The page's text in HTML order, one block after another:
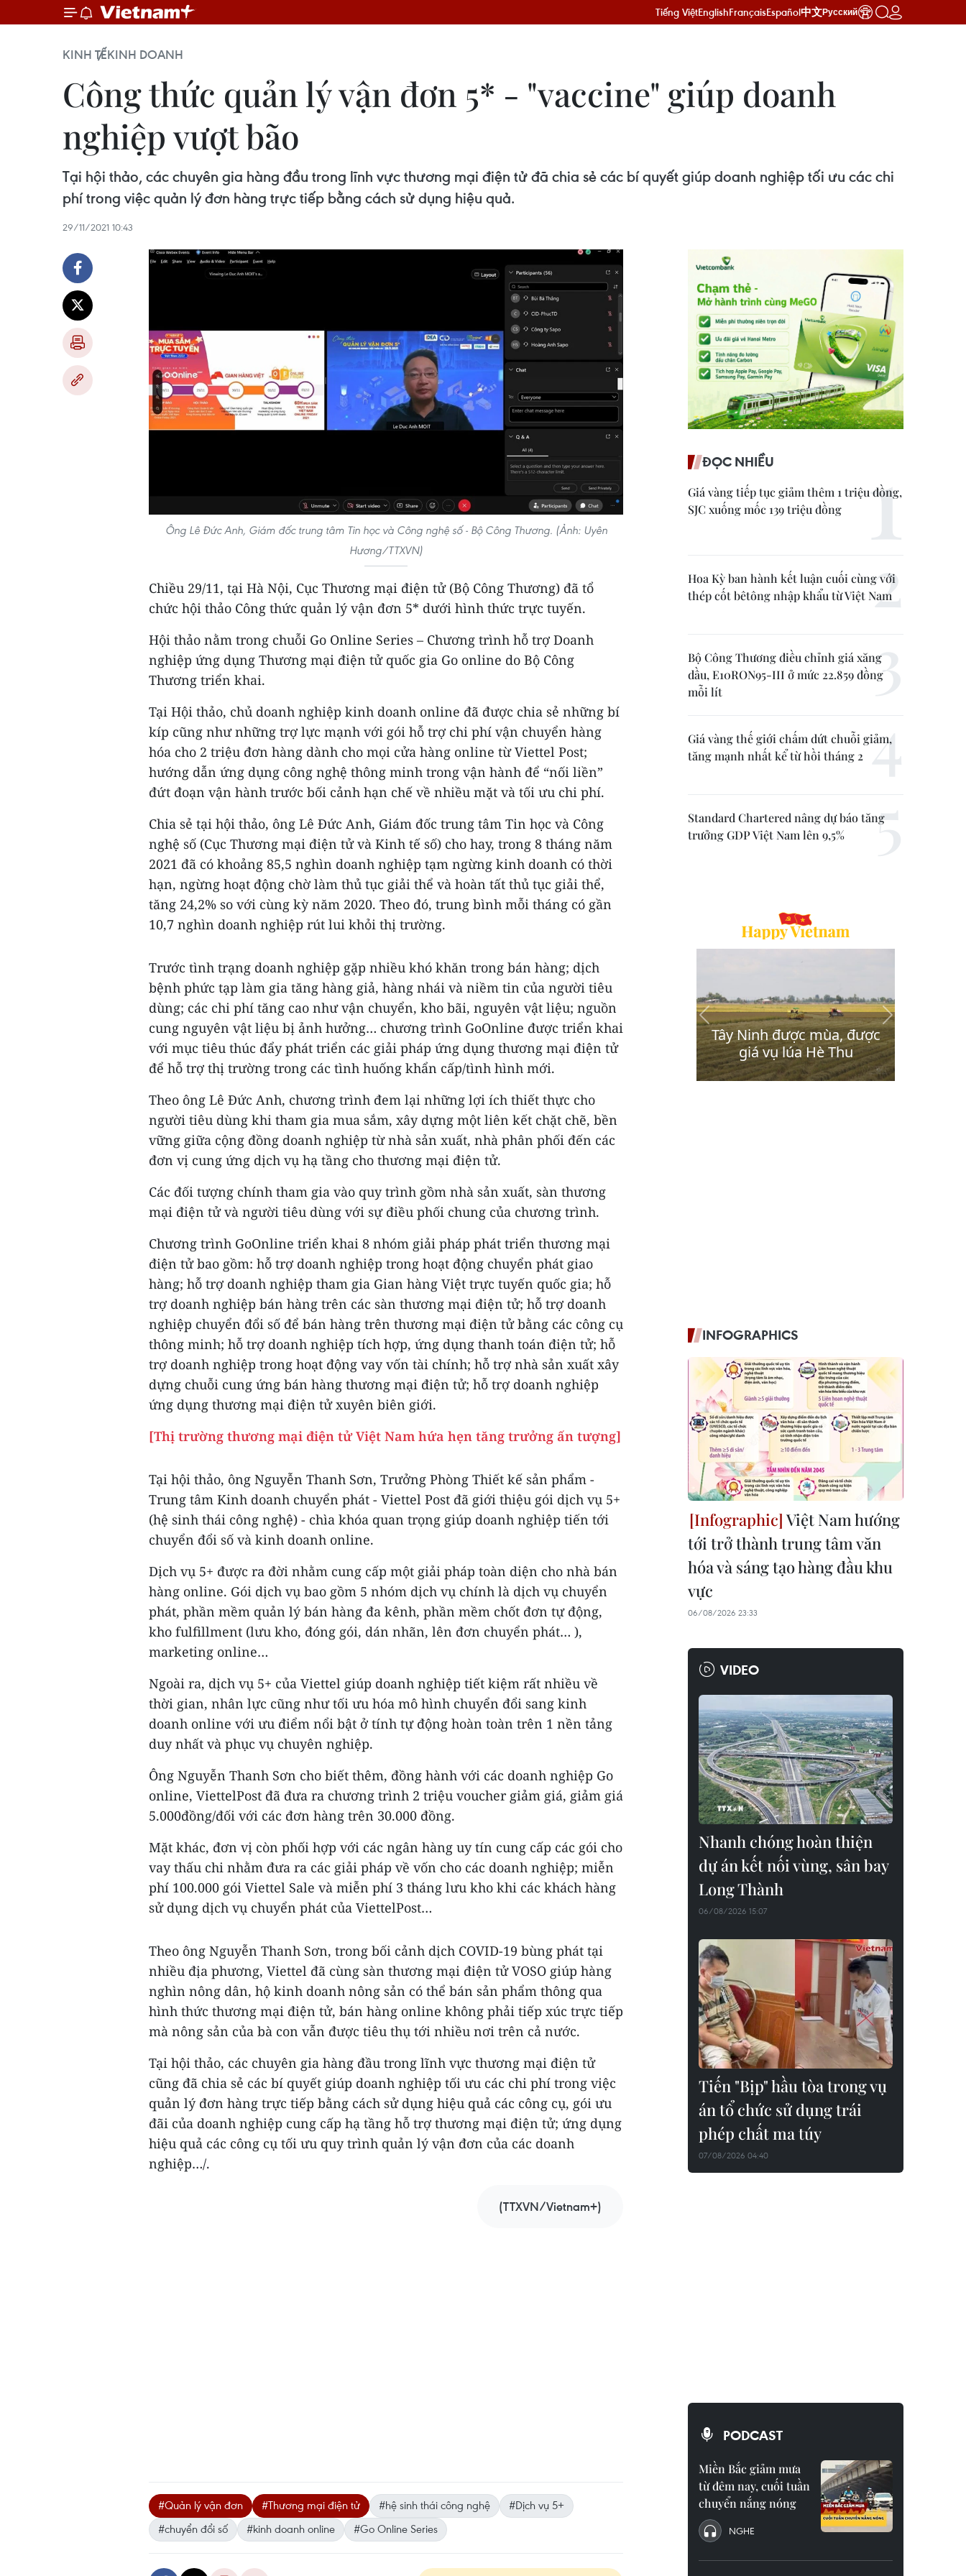
Tiếng ViệtEnglishFrançaisEspañol中文Русский
KINH TẾKINH DOANH
Công thức quản lý vận đơn 5* - "vaccine" giúp doanh
nghiệp vượt bão
Tại hội thảo, các chuyên gia hàng đầu trong lĩnh vực thương mại điện tử đã chia sẻ các bí quyết giúp doanh nghiệp tối ưu các chi
phí trong việc quản lý đơn hàng trực tiếp bằng cách sử dụng hiệu quả.
29/11/2021 10:43
Ông Lê Đức Anh, Giám đốc trung tâm Tin học và Công nghệ số - Bộ Công Thương. (Ảnh: Uyên
Hương/TTXVN)
Chiều 29/11, tại Hà Nội, Cục Thương mại điện tử (Bộ Công Thương) đã tổ
chức hội thảo Công thức quản lý vận đơn 5* dưới hình thức trực tuyến.
Hội thảo nằm trong chuỗi Go Online Series – Chương trình hỗ trợ Doanh
nghiệp ứng dụng Thương mại điện tử quốc gia Go online do Bộ Công
Thương triển khai.
Tại Hội thảo, chủ doanh nghiệp kinh doanh online đã được chia sẻ những bí
kíp cũng như những trợ lực mạnh với gói hỗ trợ chi phí vận chuyển hàng
hóa cho 2 triệu đơn hàng dành cho mọi cửa hàng online từ Viettel Post;
hướng dẫn ứng dụng công nghệ thông minh trong vận hành để “nối liền”
đứt đoạn vận hành trước bối cảnh hạn chế về nhiều mặt và tối ưu chi phí.
Chia sẻ tại hội thảo, ông Lê Đức Anh, Giám đốc trung tâm Tin học và Công
nghệ số (Cục Thương mại điện tử và Kinh tế số) cho hay, trong 8 tháng năm
2021 đã có khoảng 85,5 nghìn doanh nghiệp tạm ngừng kinh doanh có thời
hạn, ngừng hoạt động chờ làm thủ tục giải thể và hoàn tất thủ tục giải thể,
tăng 24,2% so với cùng kỳ năm 2020. Theo đó, trung bình mỗi tháng có gần
10,7 nghìn doanh nghiệp rút lui khỏi thị trường.
Trước tình trạng doanh nghiệp gặp nhiều khó khăn trong bán hàng; dịch
bệnh phức tạp làm gia tăng hàng giả, hàng nhái và niềm tin của người tiêu
dùng; các chi phí tăng cao như vận chuyển, kho bãi, nguyên vật liệu; nguồn
cung nguyên vật liệu bị ảnh hưởng… chương trình GoOnline được triển khai
với mục tiêu thúc đẩy phát triển các giải pháp ứng dụng thương mại điện tử
để hỗ trợ thị trường trong các tình huống khẩn cấp/tình hình mới.
Theo ông Lê Đức Anh, chương trình đem lại những lợi ích thiết thực cho
người tiêu dùng khi tham gia mua sắm, xây dựng một liên kết chặt chẽ, bền
vững giữa cộng đồng doanh nghiệp từ nhà sản xuất, nhà phân phối đến các
đơn vị cung ứng dịch vụ hạ tầng cho thương mại điện tử.
Các đối tượng chính tham gia vào quy trình gồm nhà sản xuất, sàn thương
mại điện tử và người tiêu dùng với sự điều phối chung của chương trình.
Chương trình GoOnline triển khai 8 nhóm giải pháp phát triển thương mại
điện tử bao gồm: hỗ trợ doanh nghiệp trong hoạt động chuyển phát giao
hàng; hỗ trợ doanh nghiệp tham gia Gian hàng Việt trực tuyến quốc gia; hỗ
trợ doanh nghiệp bán hàng trên các sàn thương mại điện tử; hỗ trợ doanh
nghiệp chuyển đổi số để bán hàng trên thương mại điện tử bằng các công cụ
thông minh; hỗ trợ doanh nghiệp tích hợp, ứng dụng thanh toán điện tử; hỗ
trợ doanh nghiệp trong hoạt động vay vốn tài chính; hỗ trợ nhà sản xuất xây
dựng chuỗi cung ứng bán hàng thương mại điện tử; hỗ trợ doanh nghiệp
ứng dụng thương mại điện tử xuyên biên giới.
[Thị trường thương mại điện tử Việt Nam hứa hẹn tăng trưởng ấn tượng]
Tại hội thảo, ông Nguyễn Thanh Sơn, Trưởng Phòng Thiết kế sản phẩm -
Trung tâm Kinh doanh chuyển phát - Viettel Post đã giới thiệu gói dịch vụ 5+
(hệ sinh thái công nghệ) - chìa khóa quan trọng giúp doanh nghiệp tiến tới
chuyển đổi số và kinh doanh online.
Dịch vụ 5+ được ra đời nhằm cung cấp một giải pháp toàn diện cho nhà bán
hàng online. Gói dịch vụ bao gồm 5 nhóm dịch vụ chính là dịch vụ chuyển
phát, phần mềm quản lý bán hàng đa kênh, phần mềm chốt đơn tự động,
kho fulfillment (lưu kho, đóng gói, dán nhãn, lên đơn chuyển phát… ),
marketing online…
Ngoài ra, dịch vụ 5+ của Viettel giúp doanh nghiệp tiết kiệm rất nhiều về
thời gian, nhân lực cũng như tối ưu hóa mô hình chuyển đổi sang kinh
doanh online với ưu điểm nổi bật ở tính tự động hoàn toàn trên 1 nền tảng
duy nhất và phục vụ chuyên nghiệp.
Ông Nguyễn Thanh Sơn cho biết thêm, đồng hành với các doanh nghiệp Go
online, ViettelPost đã đưa ra chương trình 2 triệu voucher giảm giá, giảm giá
5.000đồng/đối với các đơn hàng trên 30.000 đồng.
Mặt khác, đơn vị còn phối hợp với các ngân hàng uy tín cung cấp các gói cho
vay thấu chi nhằm đưa ra các giải pháp về vốn cho các doanh nghiệp; miễn
phí 100.000 gói Viettel Sale và miễn phí 3 tháng lưu kho khi các khách hàng
sử dụng dịch vụ chuyển phát của ViettelPost…
Theo ông Nguyễn Thanh Sơn, trong bối cảnh dịch COVID-19 bùng phát tại
nhiều địa phương, Viettel đã cùng sàn thương mại điện tử VOSO giúp hàng
nghìn nông dân, hộ kinh doanh nông sản có thể bán sản phẩm thông qua
hình thức thương mại điện tử, bán hàng online không phải tiếp xúc trực tiếp
mà nông sản của bà con vẫn được tiêu thụ tới nhiều nơi trên cả nước.
Tại hội thảo, các chuyên gia hàng đầu trong lĩnh vực thương mại điện tử
cũng đã chia sẻ các bí quyết giúp doanh nghiệp tối ưu các chi phí trong việc
quản lý đơn hàng trực tiếp bằng cách sử dụng hiệu quả các công cụ, gói ưu
đãi của doanh nghiệp cung cấp hạ tầng hỗ trợ thương mại điện tử; ứng dụng
hiệu quả các công cụ tối ưu quy trình quản lý vận đơn của các doanh
nghiệp…/.
(TTXVN/Vietnam+)
#Quản lý vận đơn #Thương mại điện tử #hệ sinh thái công nghệ
#Dịch vụ 5+
#chuyển đổi số
#kinh doanh online #Go Online Series
ĐỌC NHIỀU
Giá vàng tiếp tục giảm thêm 1 triệu đồng,
SJC xuống mốc 139 triệu đồng
Hoa Kỳ ban hành kết luận cuối cùng với
thép cốt bêtông nhập khẩu từ Việt Nam
Bộ Công Thương điều chỉnh giá xăng
dầu, E10RON95-III ở mức 22.859 đồng
mỗi lít
Giá vàng thế giới chấm dứt chuỗi giảm,
tăng mạnh nhất kể từ hồi tháng 2
Standard Chartered nâng dự báo tăng
trưởng GDP Việt Nam lên 9,5%
INFOGRAPHICS
Việt Nam hướng
tới trở thành trung tâm văn
hóa và sáng tạo hàng đầu khu
vực
06/08/2026 23:33
VIDEO
Nhanh chóng hoàn thiện
dự án kết nối vùng, sân bay
Long Thành
06/08/2026 15:07
Tiến "Bịp" hầu tòa trong vụ
án tổ chức sử dụng trái
phép chất ma túy
07/08/2026 04:40
PODCAST
Miền Bắc giảm mưa
từ đêm nay, cuối tuần
chuyển nắng nóng
NGHE